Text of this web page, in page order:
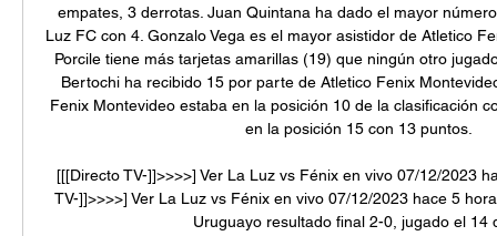
empates, 3 derrotas. Juan Quintana ha dado el mayor
Luz FC con 4. Gonzalo Vega es el mayor asistidor de Atletico
Porcile tiene más tarjetas amarillas (19) que ningún otro
Bertochi ha recibido 15 por parte de Atletico Fenix
Fenix Montevideo estaba en la posición 10 de la clasificación
en la posición 15 con 13 puntos.
[[[Directo TV-]]>>>>] Ver La Luz vs Fénix en vivo 07/12/2023
TV-]]>>>>] Ver La Luz vs Fénix en vivo 07/12/2023 hace 5
Uruguayo resultado final 2-0, jugado el 14